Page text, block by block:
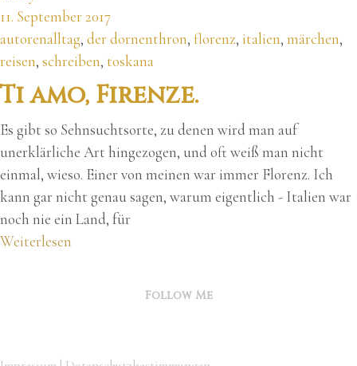
11. September 2017
autorenalltag, der dornenthron, florenz, italien, märchen,
reisen, schreiben, toskana
Ti amo, Firenze.
Es gibt so Sehnsuchtsorte, zu denen wird man auf
unerklärliche Art hingezogen, und oft weiß man nicht
einmal, wieso. Einer von meinen war immer Florenz. Ich
kann gar nicht genau sagen, warum eigentlich - Italien war
noch nie ein Land, für
Weiterlesen
Follow Me